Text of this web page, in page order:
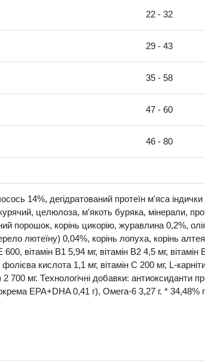
22 - 32
29 - 43
35 - 58
47 - 60
46 - 80
14%, дегідратований протеїн м'яса
целюлоза, м'якоть буряка, мінерали,
порошок, корінь цикорію, журавлина 0,2%,
лютеїну) 0,04%, корінь лопуха, корінь
вітамін В1 5,94 мг, вітамін В2 4,5 мг,
фолієва кислота 1,1 мг, вітамін С 200 мг, L-
2 700 мг. Технологічні добавки:
EPA+DHA 0,41 г), Омега-6 3,27 г. *